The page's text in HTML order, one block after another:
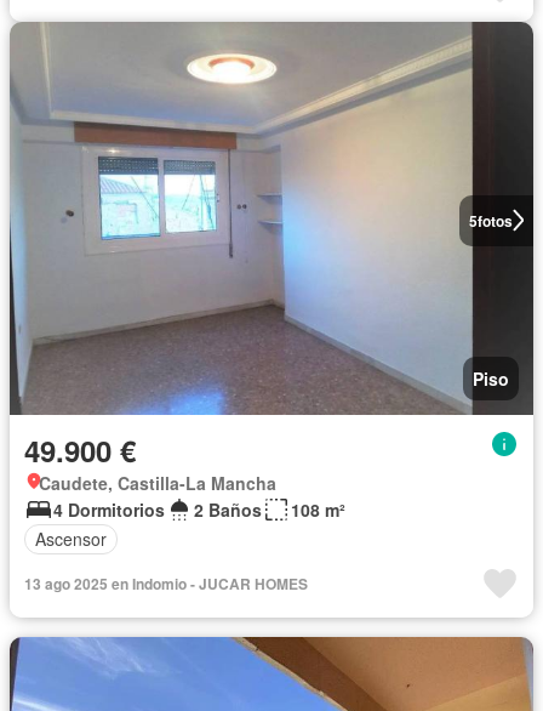
5fotos
Piso
49.900 €
Caudete, Castilla-La Mancha
4 Dormitorios
2 Baños
108 m²
Ascensor
13 ago 2025 en Indomio - JUCAR HOMES